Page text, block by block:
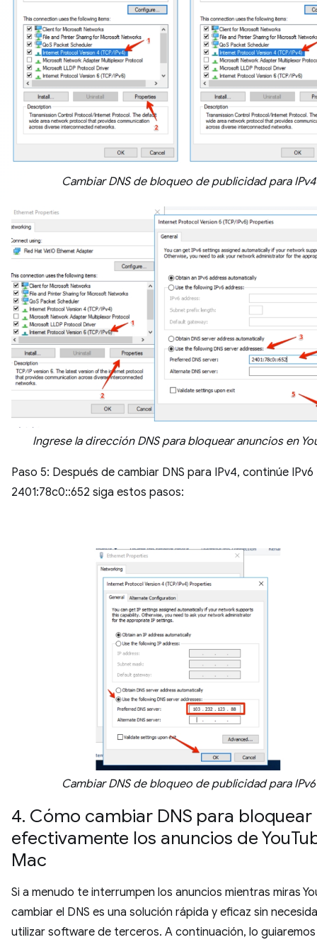
Cambiar DNS de bloqueo de publicidad para IPv4
Ingrese la dirección DNS para bloquear anuncios en
Paso 5: Después de cambiar DNS para IPv4, continúe IPv6
2401:78c0::652 siga estos pasos:
Cambiar DNS de bloqueo de publicidad para IPv6
4. Cómo cambiar DNS para bloquear
efectivamente los anuncios de
Mac
Si a menudo te interrumpen los anuncios mientras miras
cambiar el DNS es una solución rápida y eficaz sin
utilizar software de terceros. A continuación, lo